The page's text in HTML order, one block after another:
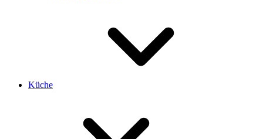
Küche